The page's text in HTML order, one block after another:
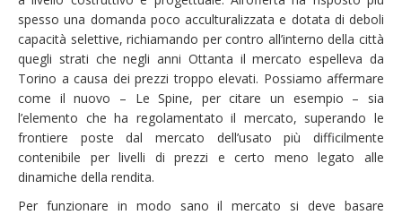
spesso una domanda poco acculturalizzata e dotata di deboli
capacità selettive, richiamando per contro all’interno della città
quegli strati che negli anni Ottanta il mercato espelleva da
Torino a causa dei prezzi troppo elevati. Possiamo affermare
come il nuovo – Le Spine, per citare un esempio – sia
l’elemento che ha regolamentato il mercato, superando le
frontiere poste dal mercato dell’usato più difficilmente
contenibile per livelli di prezzi e certo meno legato alle
dinamiche della rendita.
Per funzionare in modo sano il mercato si deve basare